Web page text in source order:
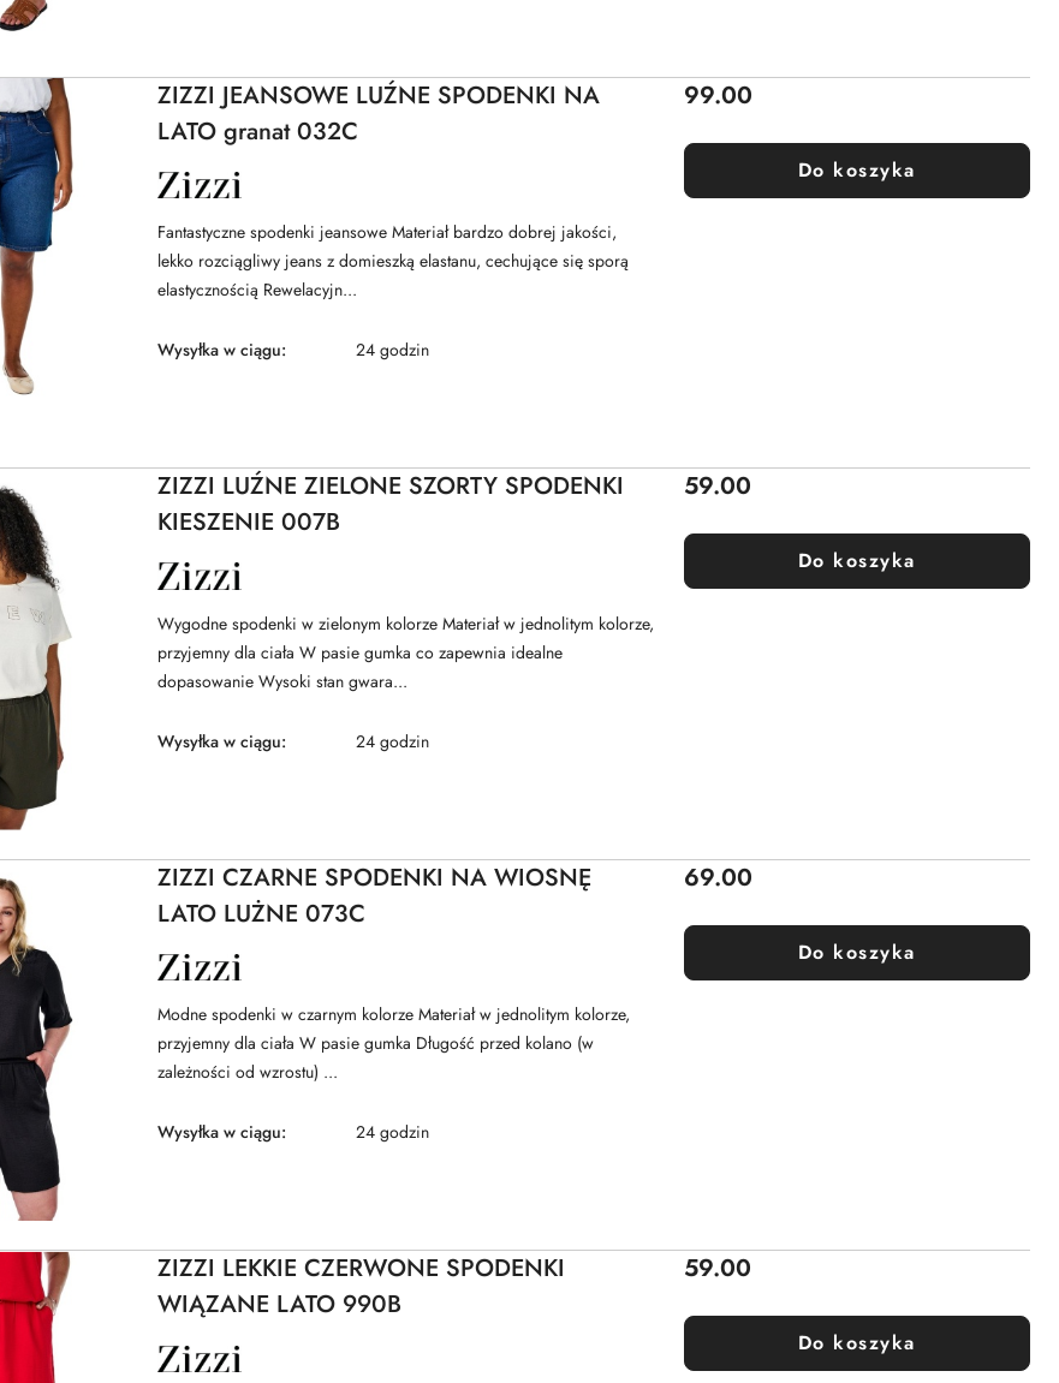
ZIZZI JEANSOWE LUŹNE SPODENKI NA
LATO granat 032C
NAZWA
PRODUCENTA:
Fantastyczne spodenki jeansowe Materiał bardzo dobrej jakości,
lekko rozciągliwy jeans z domieszką elastanu, cechujące się sporą
elastycznością Rewelacyjn...
Wysyłka w ciągu: 24 godzin
Cena:
99.00
Do koszyka
ZIZZI LUŹNE ZIELONE SZORTY SPODENKI
KIESZENIE 007B
NAZWA
PRODUCENTA:
Wygodne spodenki w zielonym kolorze Materiał w jednolitym kolorze,
przyjemny dla ciała W pasie gumka co zapewnia idealne
dopasowanie Wysoki stan gwara...
Wysyłka w ciągu: 24 godzin
Cena:
59.00
Do koszyka
ZIZZI CZARNE SPODENKI NA WIOSNĘ
LATO LUŻNE 073C
NAZWA
PRODUCENTA:
Modne spodenki w czarnym kolorze Materiał w jednolitym kolorze,
przyjemny dla ciała W pasie gumka Długość przed kolano (w
zależności od wzrostu) ...
Wysyłka w ciągu: 24 godzin
Cena:
69.00
Do koszyka
ZIZZI LEKKIE CZERWONE SPODENKI
WIĄZANE LATO 990B
NAZWA
PRODUCENTA:
Cena:
59.00
Do koszyka